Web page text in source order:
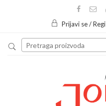
Prijavi se /